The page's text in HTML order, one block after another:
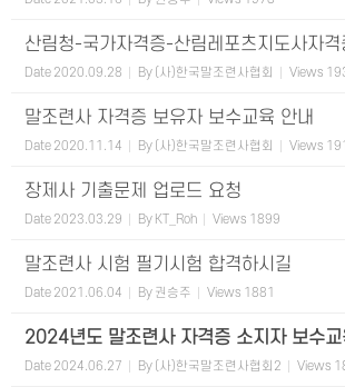
산림청-국가자격증-산림레포츠지도사자
Date 2020.09.28 By (사)한국말조련사협회 Views
말조련사 자격증 보유자 보수교육 안내
Date 2020.11.14 By (사)한국말조련사협회 Views
장제사 기출문제 업로드 요청
Date 2023.03.29 By KT_Roh Views 1899
말조련사 시험 필기시험 합격하시길
Date 2021.06.04 By 권승주 Views 1881
2024년도 말조련사 자격증 소지자 보수교
Date 2024.06.27 By (사)한국말조련사협회2 Views